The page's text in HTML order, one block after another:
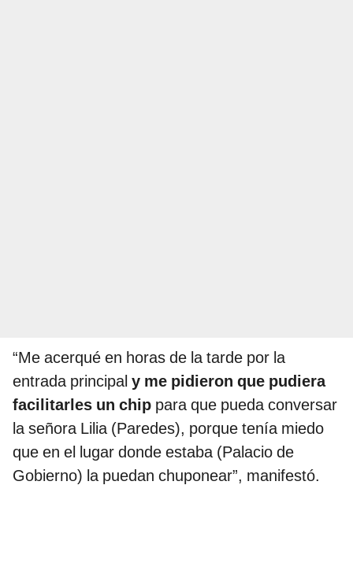
“Me acerqué en horas de la tarde por la
entrada principal y me pidieron que pudiera
facilitarles un chip para que pueda conversar
la señora Lilia (Paredes), porque tenía miedo
que en el lugar donde estaba (Palacio de
Gobierno) la puedan chuponear”, manifestó.